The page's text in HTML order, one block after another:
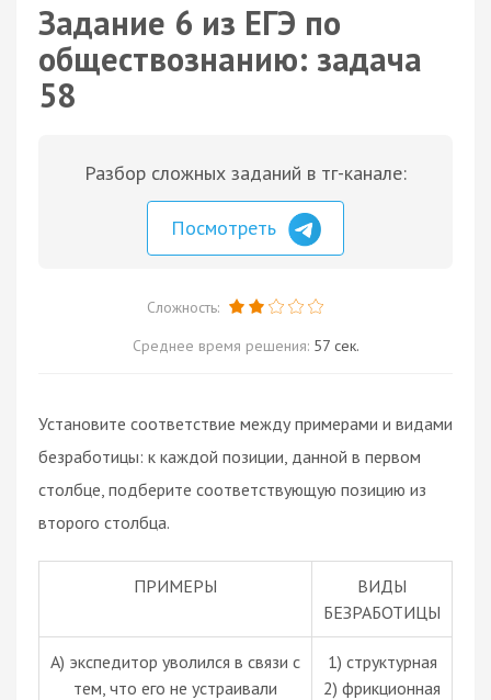
Задание 6 из ЕГЭ по
обществознанию: задача
58
Разбор сложных заданий в тг-канале:
Посмотреть
Сложность:
Среднее время решения: 57 сек.
Установите соответствие между примерами и видами
безработицы: к каждой позиции, данной в первом
столбце, подберите соответствующую позицию из
второго столбца.
ПРИМЕРЫ
ВИДЫ
БЕЗРАБОТИЦЫ
А) экспедитор уволился в связи с
тем, что его не устраивали
1) структурная
2) фрикционная